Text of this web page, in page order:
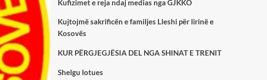
Kufizimet e reja ndaj medias nga GJKKO
Kujtojmë sakrificën e familjes Lleshi për lirinë e
Kosovës
KUR PËRGJEGJËSIA DEL NGA SHINAT E TRENIT
Shelgu lotues